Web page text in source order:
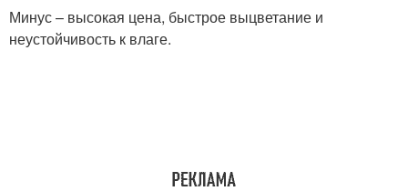
Минус – высокая цена, быстрое выцветание и
неустойчивость к влаге.